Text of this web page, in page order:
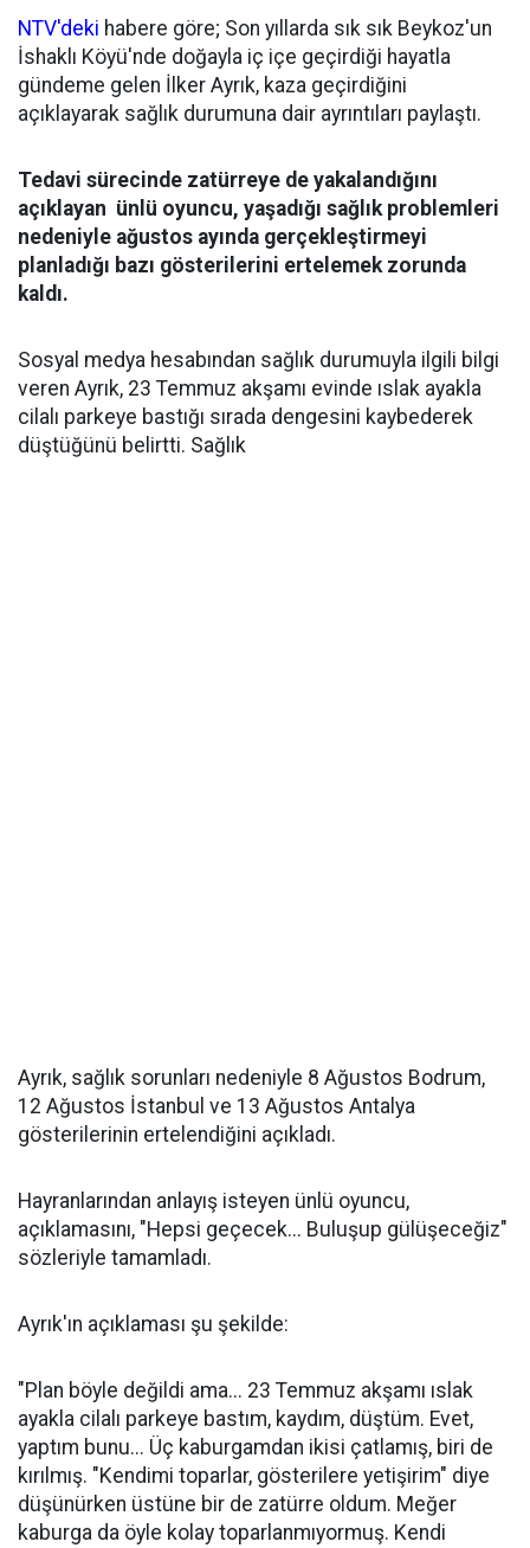
NTV'deki habere göre; Son yıllarda sık sık Beykoz'un
İshaklı Köyü'nde doğayla iç içe geçirdiği hayatla
gündeme gelen İlker Ayrık, kaza geçirdiğini
açıklayarak sağlık durumuna dair ayrıntıları paylaştı.
Tedavi sürecinde zatürreye de yakalandığını
açıklayan ünlü oyuncu, yaşadığı sağlık problemleri
nedeniyle ağustos ayında gerçekleştirmeyi
planladığı bazı gösterilerini ertelemek zorunda
kaldı.
Sosyal medya hesabından sağlık durumuyla ilgili bilgi
veren Ayrık, 23 Temmuz akşamı evinde ıslak ayakla
cilalı parkeye bastığı sırada dengesini kaybederek
düştüğünü belirtti. Sağlık
Ayrık, sağlık sorunları nedeniyle 8 Ağustos Bodrum,
12 Ağustos İstanbul ve 13 Ağustos Antalya
gösterilerinin ertelendiğini açıkladı.
Hayranlarından anlayış isteyen ünlü oyuncu,
açıklamasını, "Hepsi geçecek... Buluşup gülüşeceğiz"
sözleriyle tamamladı.
Ayrık'ın açıklaması şu şekilde:
"Plan böyle değildi ama... 23 Temmuz akşamı ıslak
ayakla cilalı parkeye bastım, kaydım, düştüm. Evet,
yaptım bunu... Üç kaburgamdan ikisi çatlamış, biri de
kırılmış. "Kendimi toparlar, gösterilere yetişirim" diye
düşünürken üstüne bir de zatürre oldum. Meğer
kaburga da öyle kolay toparlanmıyormuş. Kendi